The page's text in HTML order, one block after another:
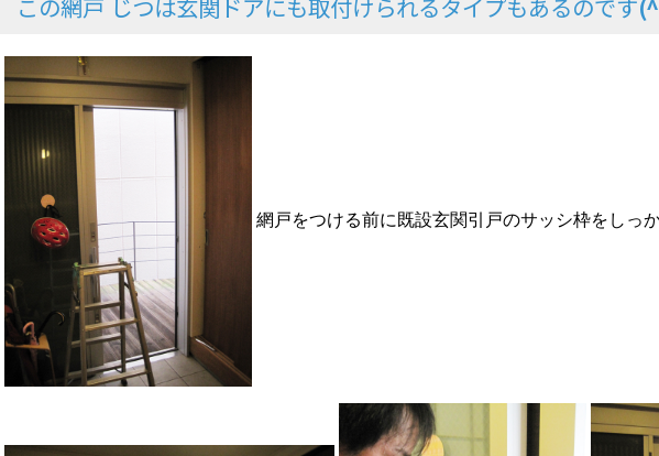
この網戸 じつは玄関ドアにも取付けられるタイプもあるのです
網戸をつける前に既設玄関引戸のサッシ枠をしっ